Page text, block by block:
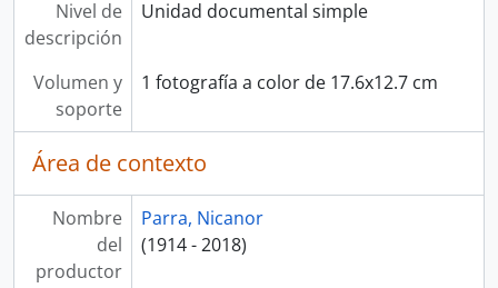
Nivel de
descripción
Unidad documental simple
Volumen y
soporte
1 fotografía a color de 17.6x12.7 cm
Área de contexto
Nombre
del
productor
Parra, Nicanor
(1914 - 2018)